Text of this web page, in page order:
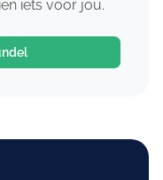
iets voor jou.